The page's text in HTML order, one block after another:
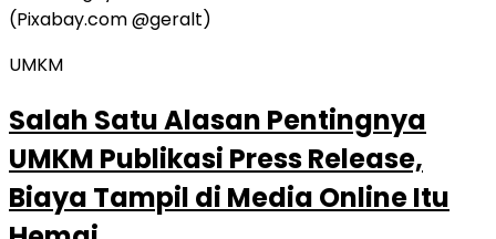
UMKM
Salah Satu Alasan Pentingnya
UMKM Publikasi Press Release,
Biaya Tampil di Media Online Itu